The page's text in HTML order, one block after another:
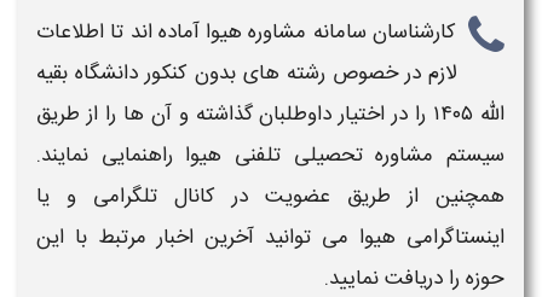
کارشناسان سامانه مشاوره هیوا آماده اند تا اطلاعات
لازم در خصوص رشته های بدون کنکور دانشگاه بقیه
الله ۱۴۰۵ را در اختیار داوطلبان گذاشته و آن ها را از طریق
سیستم مشاوره تحصیلی تلفنی هیوا راهنمایی نمایند.
همچنین از طریق عضویت در کانال تلگرامی و یا
اینستاگرامی هیوا می توانید آخرین اخبار مرتبط با این
حوزه را دریافت نمایید.